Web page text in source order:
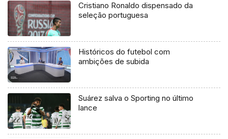
Cristiano Ronaldo dispensado da
seleção portuguesa
Históricos do futebol com
ambições de subida
Suárez salva o Sporting no último
lance